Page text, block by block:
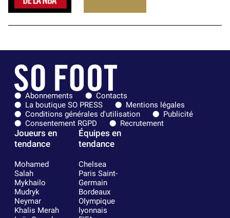
Abonnements
Contacts
La boutique SO PRESS
Mentions légales
Conditions générales d'utilisation
Publicité
Consentement RGPD
Recrutement
Joueurs en
tendance
Mohamed
Salah
Mykhailo
Mudryk
Neymar
Khalis Merah
Équipes en
tendance
Chelsea
Paris Saint-
Germain
Bordeaux
Olympique
lyonnais